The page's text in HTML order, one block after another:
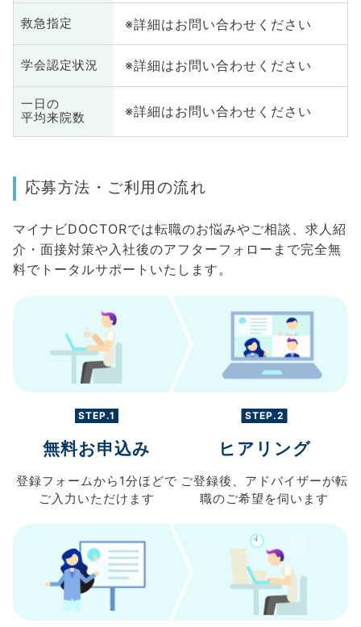
救急指定 ※詳細はお問い合わせください
学会認定状況 ※詳細はお問い合わせください
一日の
平均来院数
※詳細はお問い合わせください
応募方法・ご利用の流れ
マイナビDOCTORでは転職のお悩みやご相談、求人紹
介・面接対策や入社後のアフターフォローまで完全無
料でトータルサポートいたします。
STEP.1
無料お申込み
登録フォームから 1分ほどで
ご入力 いただけます
STEP.2
ヒアリング
ご登録後、 アドバイザーが転
職のご希望を伺います